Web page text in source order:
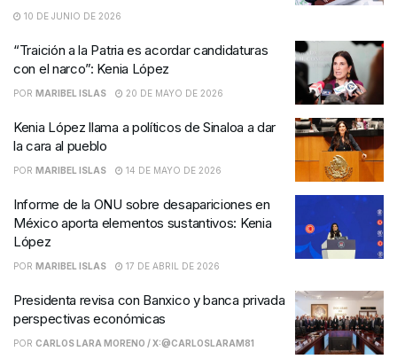
10 DE JUNIO DE 2026
“Traición a la Patria es acordar candidaturas
con el narco”: Kenia López
POR MARIBEL ISLAS 20 DE MAYO DE 2026
Kenia López llama a políticos de Sinaloa a dar
la cara al pueblo
POR MARIBEL ISLAS 14 DE MAYO DE 2026
Informe de la ONU sobre desapariciones en
México aporta elementos sustantivos: Kenia
López
POR MARIBEL ISLAS 17 DE ABRIL DE 2026
Presidenta revisa con Banxico y banca privada
perspectivas económicas
POR CARLOS LARA MORENO / X:@CARLOSLARAM81